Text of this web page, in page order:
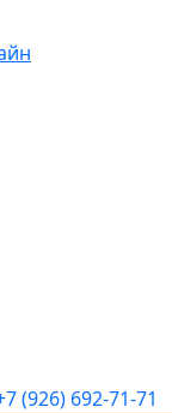
(926) 692-71-71